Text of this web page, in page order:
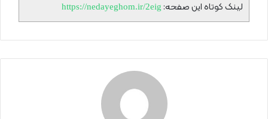
لینک کوتاه این صفحه: https://nedayeghom.ir/2eig